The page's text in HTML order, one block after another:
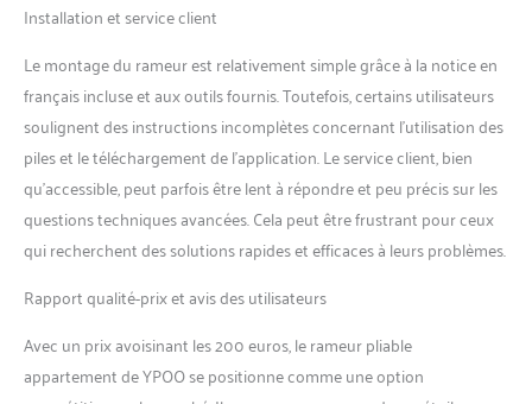
sont conçus pour des
entraînements plus intenses
et des objectifs de fitness
avancés. 6 types d'affichage
de données : l'écran LCD du
rameur pliable pour un
usage domestique affiche
clairement les données
temps, le nombre de coups
brûlées. Vous pouvez placer
votre téléphone ou tablette
Installation et service client
Le montage du rameur est relativement simple grâce à la notice en
français incluse et aux outils fournis. Toutefois, certains utilisateurs
soulignent des instructions incomplètes concernant l’utilisation des
piles et le téléchargement de l’application. Le service client, bien
qu’accessible, peut parfois être lent à répondre et peu précis sur les
questions techniques avancées. Cela peut être frustrant pour ceux
qui recherchent des solutions rapides et efficaces à leurs problèmes.
Rapport qualité-prix et avis des utilisateurs
Avec un prix avoisinant les 200 euros, le rameur pliable
appartement de YPOO se positionne comme une option